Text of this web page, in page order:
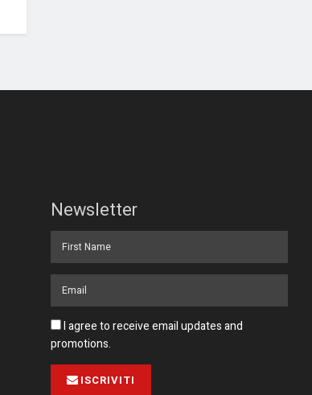
Newsletter
I agree to receive email updates and
promotions.
ISCRIVITI